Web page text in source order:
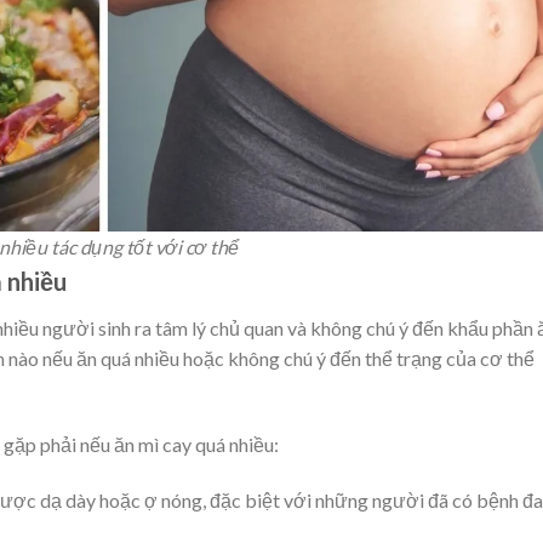
tác dụng tốt với cơ thể
nhiều
người sinh ra tâm lý chủ quan và không chú ý đến khẩu phần
nếu ăn quá nhiều hoặc không chú ý đến thể trạng của cơ thể
phải nếu ăn mì cay quá nhiều:
dạ dày hoặc ợ nóng, đặc biệt với những người đã có bệnh